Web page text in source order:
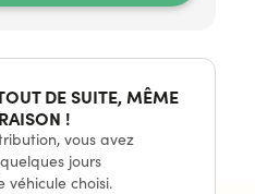
DE SUITE,MÊME
!
vous avez
jours
véhiculechoisi.